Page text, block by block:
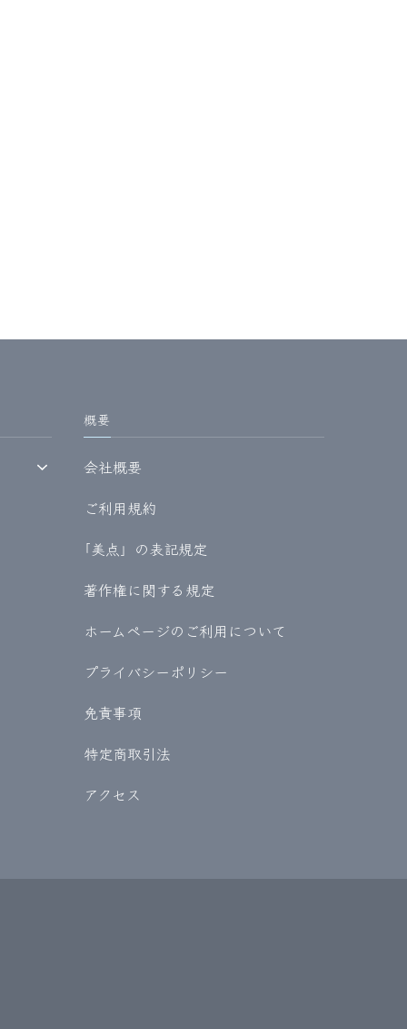
概要
会社概要
ご利用規約
｢美点」の表記規定
著作権に関する規定
ホームページのご利用について
プライバシーポリシー
免責事項
特定商取引法
アクセス